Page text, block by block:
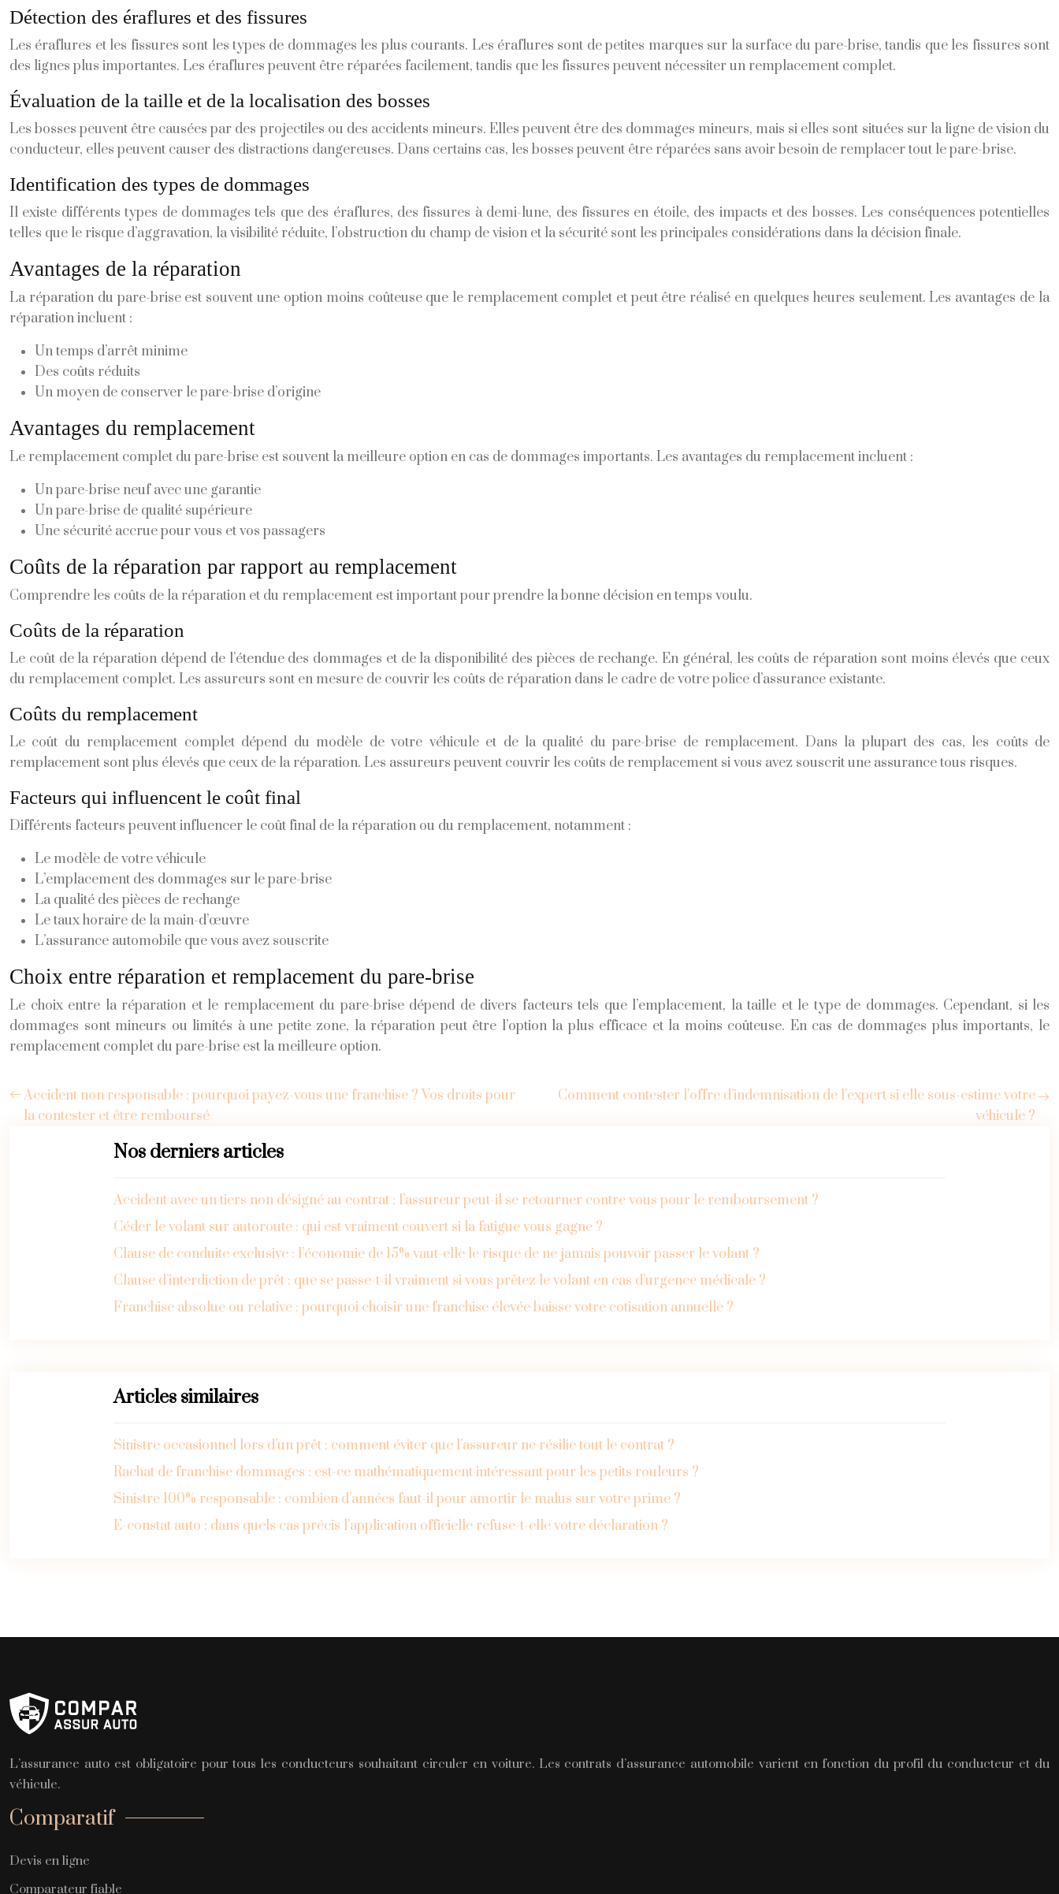
Détection des éraflures et des fissures
Les éraflures et les fissures sont les types de dommages les plus courants. Les éraflures sont de petites marques sur la surface du pare-brise, tandis que les fissures sont
des lignes plus importantes. Les éraflures peuvent être réparées facilement, tandis que les fissures peuvent nécessiter un remplacement complet.
Évaluation de la taille et de la localisation des bosses
Les bosses peuvent être causées par des projectiles ou des accidents mineurs. Elles peuvent être des dommages mineurs, mais si elles sont situées sur la ligne de vision du
conducteur, elles peuvent causer des distractions dangereuses. Dans certains cas, les bosses peuvent être réparées sans avoir besoin de remplacer tout le pare-brise.
Identification des types de dommages
Il existe différents types de dommages tels que des éraflures, des fissures à demi-lune, des fissures en étoile, des impacts et des bosses. Les conséquences potentielles
telles que le risque d’aggravation, la visibilité réduite, l’obstruction du champ de vision et la sécurité sont les principales considérations dans la décision finale.
Avantages de la réparation
La réparation du pare-brise est souvent une option moins coûteuse que le remplacement complet et peut être réalisé en quelques heures seulement. Les avantages de la
réparation incluent :
Un temps d’arrêt minime
Des coûts réduits
Un moyen de conserver le pare-brise d’origine
Avantages du remplacement
Le remplacement complet du pare-brise est souvent la meilleure option en cas de dommages importants. Les avantages du remplacement incluent :
Un pare-brise neuf avec une garantie
Un pare-brise de qualité supérieure
Une sécurité accrue pour vous et vos passagers
Coûts de la réparation par rapport au remplacement
Comprendre les coûts de la réparation et du remplacement est important pour prendre la bonne décision en temps voulu.
Coûts de la réparation
Le coût de la réparation dépend de l’étendue des dommages et de la disponibilité des pièces de rechange. En général, les coûts de réparation sont moins élevés que ceux
du remplacement complet. Les assureurs sont en mesure de couvrir les coûts de réparation dans le cadre de votre police d’assurance existante.
Coûts du remplacement
Le coût du remplacement complet dépend du modèle de votre véhicule et de la qualité du pare-brise de remplacement. Dans la plupart des cas, les coûts de
remplacement sont plus élevés que ceux de la réparation. Les assureurs peuvent couvrir les coûts de remplacement si vous avez souscrit une assurance tous risques.
Facteurs qui influencent le coût final
Différents facteurs peuvent influencer le coût final de la réparation ou du remplacement, notamment :
Le modèle de votre véhicule
L’emplacement des dommages sur le pare-brise
La qualité des pièces de rechange
Le taux horaire de la main-d’œuvre
L’assurance automobile que vous avez souscrite
Choix entre réparation et remplacement du pare-brise
Le choix entre la réparation et le remplacement du pare-brise dépend de divers facteurs tels que l’emplacement, la taille et le type de dommages. Cependant, si les
dommages sont mineurs ou limités à une petite zone, la réparation peut être l’option la plus efficace et la moins coûteuse. En cas de dommages plus importants, le
remplacement complet du pare-brise est la meilleure option.
Accident non responsable : pourquoi payez-vous une franchise ? Vos droits pour
la contester et être remboursé
Comment contester l’offre d’indemnisation de l’expert si elle sous-estime votre
véhicule ?
Nos derniers articles
Accident avec un tiers non désigné au contrat : l’assureur peut-il se retourner contre vous pour le remboursement ?
Céder le volant sur autoroute : qui est vraiment couvert si la fatigue vous gagne ?
Clause de conduite exclusive : l’économie de 15% vaut-elle le risque de ne jamais pouvoir passer le volant ?
Clause d’interdiction de prêt : que se passe-t-il vraiment si vous prêtez le volant en cas d’urgence médicale ?
Franchise absolue ou relative : pourquoi choisir une franchise élevée baisse votre cotisation annuelle ?
Articles similaires
Sinistre occasionnel lors d’un prêt : comment éviter que l’assureur ne résilie tout le contrat ?
Rachat de franchise dommages : est-ce mathématiquement intéressant pour les petits rouleurs ?
Sinistre 100% responsable : combien d’années faut-il pour amortir le malus sur votre prime ?
E-constat auto : dans quels cas précis l’application officielle refuse-t-elle votre déclaration ?
L’assurance auto est obligatoire pour tous les conducteurs souhaitant circuler en voiture. Les contrats d’assurance automobile varient en fonction du profil du conducteur et du
véhicule.
Comparatif
Devis en ligne
Comparateur fiable